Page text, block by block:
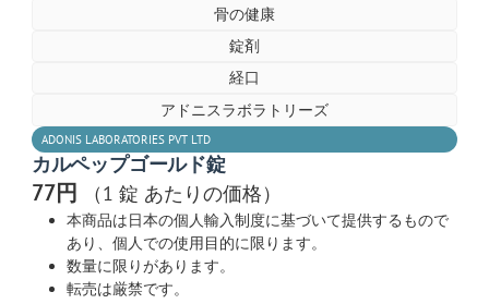
骨の健康
錠剤
経口
アドニスラボラトリーズ
ADONIS LABORATORIES PVT LTD
カルペップゴールド錠
77円 （1 錠 あたりの価格）
本商品は日本の個人輸入制度に基づいて提供するもので
あり、個人での使用目的に限ります。
数量に限りがあります。
転売は厳禁です。